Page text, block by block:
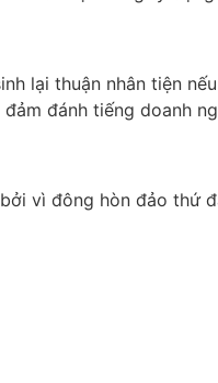
lại thuận nhân tiện
đánh tiếng doanh
vì đông hòn đảo thứ